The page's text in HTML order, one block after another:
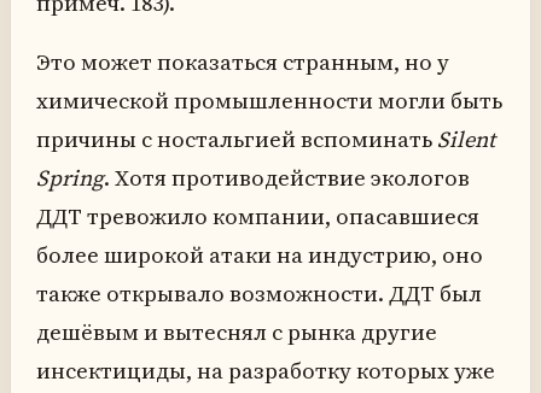
Это может показаться странным, но у
химической промышленности могли быть
причины с ностальгией вспоминать Silent
Spring. Хотя противодействие экологов
ДДТ тревожило компании, опасавшиеся
более широкой атаки на индустрию, оно
также открывало возможности. ДДТ был
дешёвым и вытеснял с рынка другие
инсектициды, на разработку которых уже